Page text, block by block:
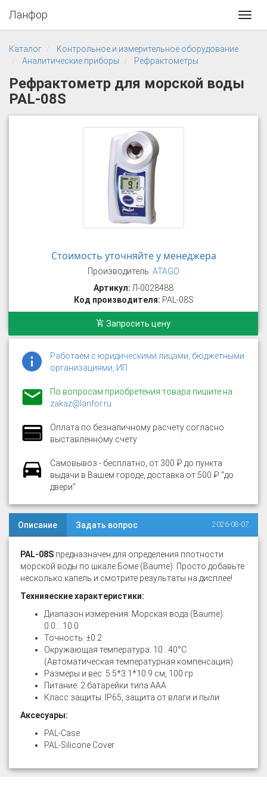
Ланфор
Каталог
Контрольное и измерительное оборудование
Аналитические приборы
Рефрактометры
Рефрактометр для морской воды
PAL-08S
Стоимость уточняйте у менеджера
Производитель: ATAGO
Артикул: Л-0028488
Код производителя: PAL-08S
Запросить цену
Работаем с юридическими лицами, бюджетными
организациями, ИП
По вопросам приобретения товара пишите на
zakaz@lanfor.ru
Оплата по безналичному расчету согласно
выставленному счету
Самовывоз - бесплатно, от 300 ₽ до пункта
выдачи в Вашем городе, доставка от 500 ₽ "до
двери"
Описание Задать вопрос 2026-08-07
PAL-08S предназначен для определения плотности
морской воды по шкале Боме (Baume). Просто добавьте
несколько капель и смотрите результаты на дисплее!
Технияеские характеристики:
Диапазон измерения: Морская вода (Baume):
0.0....10.0
Точность: ±0.2
Окружающая температура: 10...40°C
(Автоматическая температурная компенсация)
Размеры и вес: 5.5*3.1*10.9 см, 100 гр
Питание: 2 батарейки типа ААА
Класс защиты: IP65, защита от влаги и пыли
Аксесуары:
PAL-Case
PAL-Silicone Cover